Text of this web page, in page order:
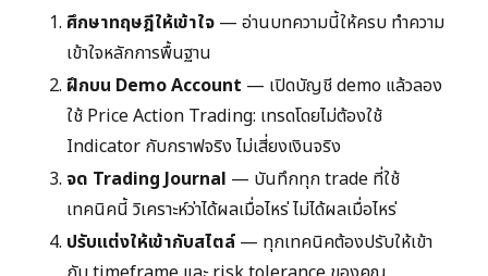
ศึกษาทฤษฎีให้เข้าใจ — อ่านบทความนี้ให้ครบ ทำความ
เข้าใจหลักการพื้นฐาน
ฝึกบน Demo Account — เปิดบัญชี demo แล้วลอง
ใช้ Price Action Trading: เทรดโดยไม่ต้องใช้
Indicator กับกราฟจริง ไม่เสี่ยงเงินจริง
จด Trading Journal — บันทึกทุก trade ที่ใช้
เทคนิคนี้ วิเคราะห์ว่าได้ผลเมื่อไหร่ ไม่ได้ผลเมื่อไหร่
ปรับแต่งให้เข้ากับสไตล์ — ทุกเทคนิคต้องปรับให้เข้า